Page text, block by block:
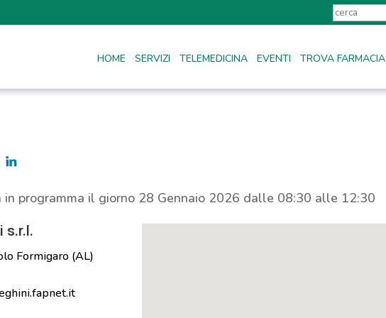
HOME SERVIZI TELEMEDICINA EVENTI TROVA FARMACIA
in programma il giorno 28 Gennaio 2026 dalle 08:30 alle 12:30
s.r.l.
Formigaro (AL)